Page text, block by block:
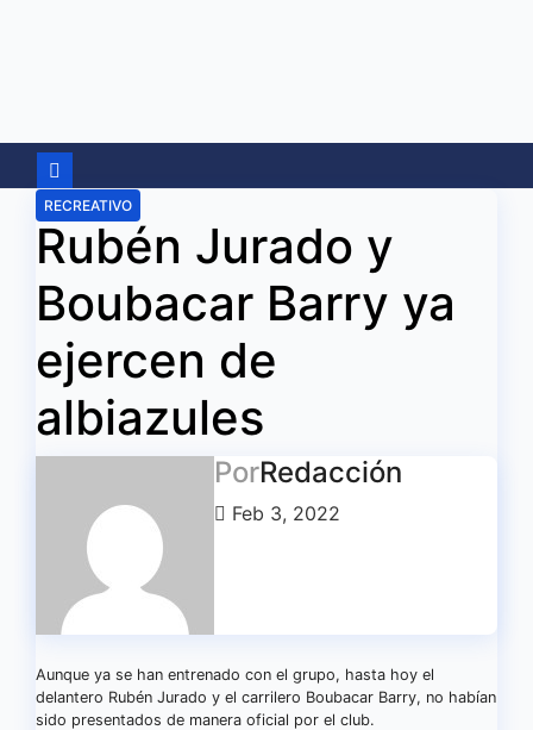
RECREATIVO
Rubén Jurado y
Boubacar Barry ya
ejercen de
albiazules
PorRedacción
Feb 3, 2022
Aunque ya se han entrenado con el grupo, hasta hoy el
delantero Rubén Jurado y el carrilero Boubacar Barry, no habían
sido presentados de manera oficial por el club.